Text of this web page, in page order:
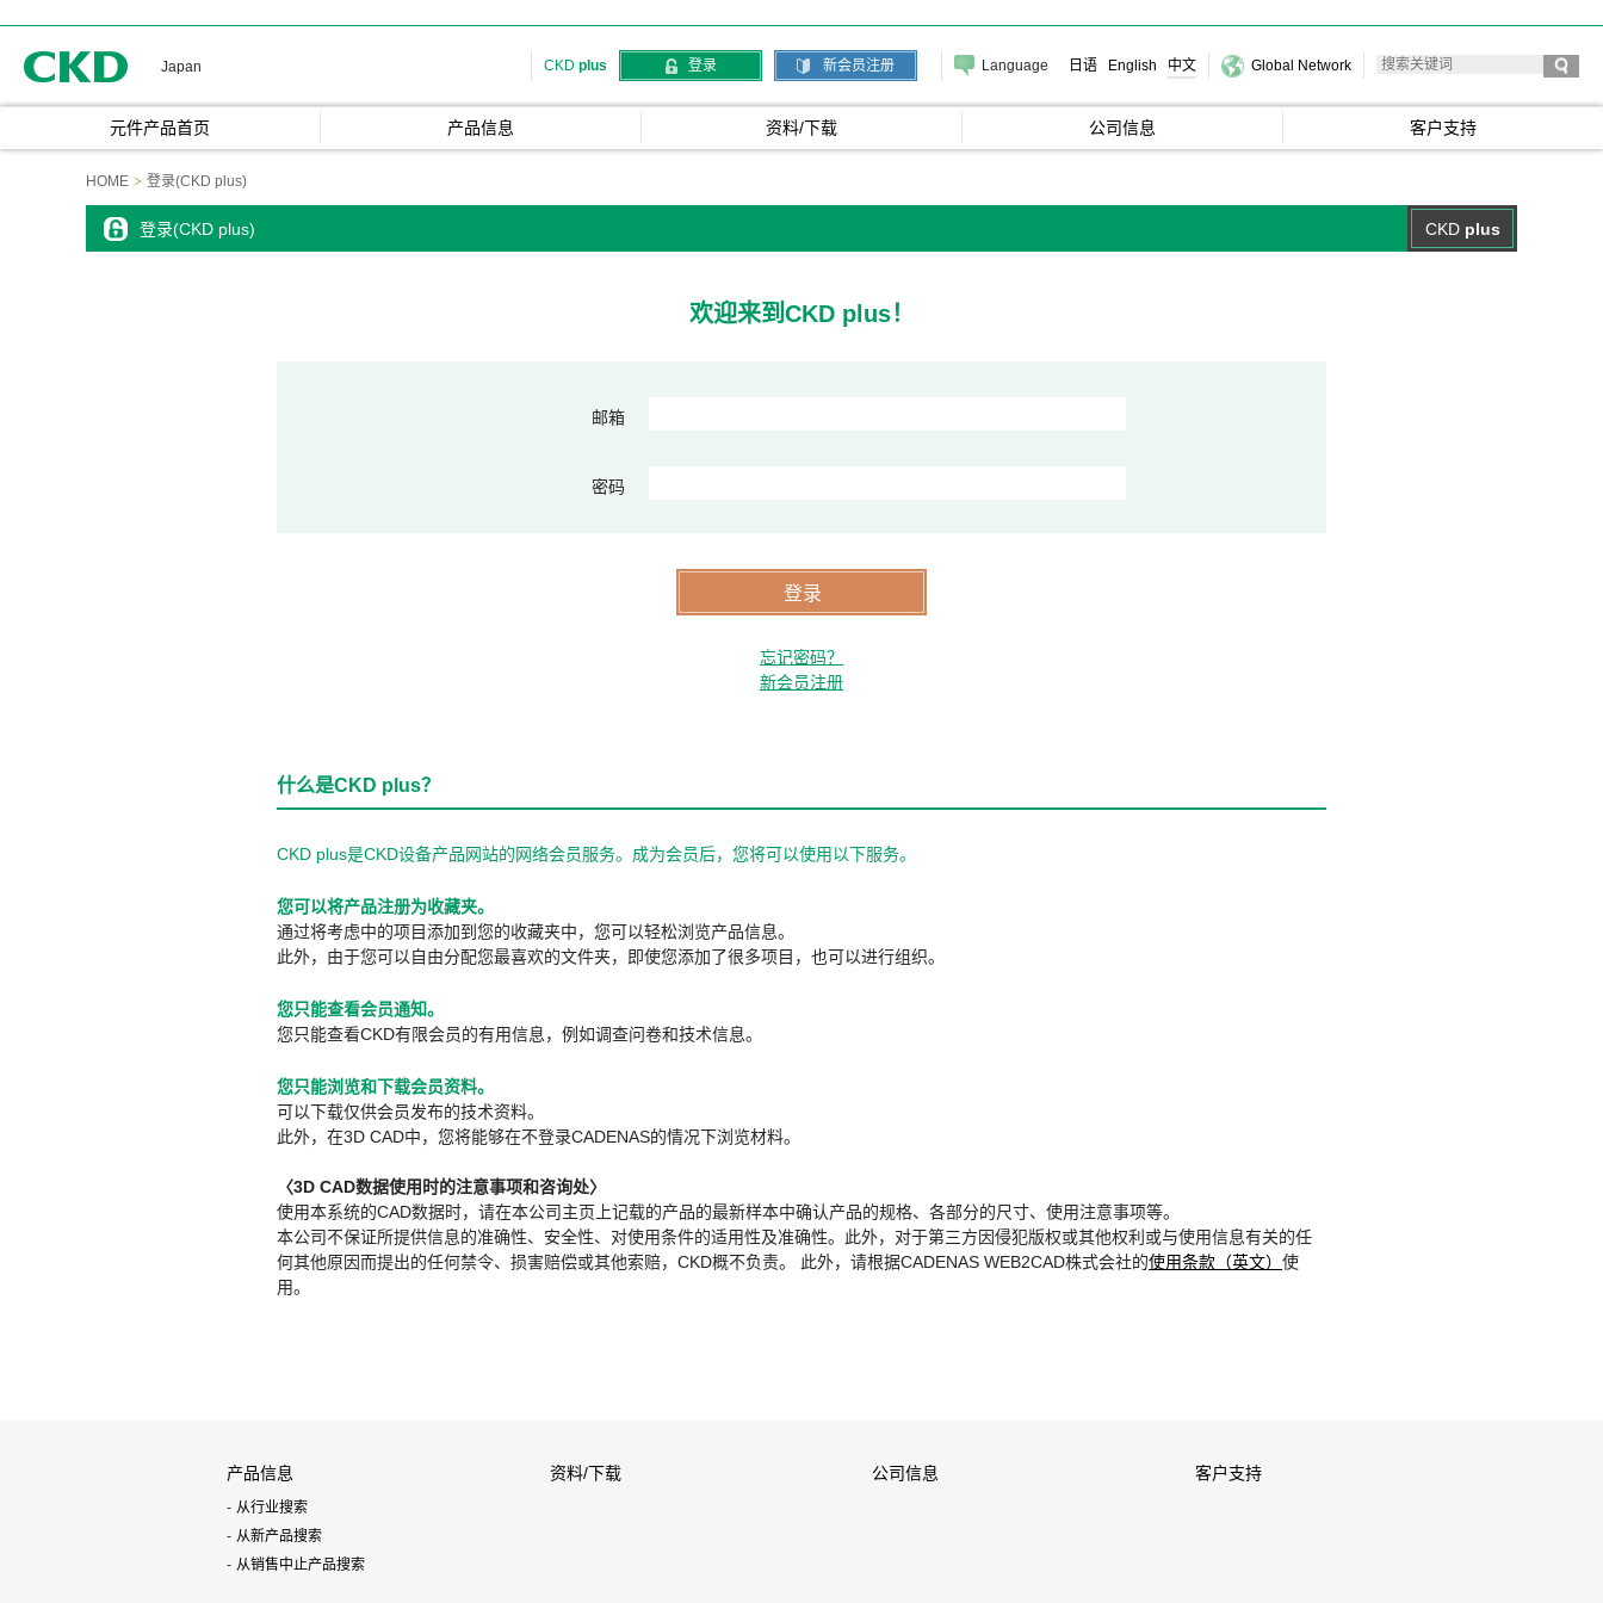
Japan CKD plus 登录 新会员注册 Language 日语 English 中文 Global Network
元件产品首页 产品信息 资料/下载 公司信息 客户支持
HOME 登录(CKD plus)
登录(CKD plus) CKD plus
欢迎来到CKD plus！
邮箱
密码
忘记密码？
新会员注册
什么是CKD plus？
CKD plus是CKD设备产品网站的网络会员服务。成为会员后，您将可以使用以下服务。
您可以将产品注册为收藏夹。
通过将考虑中的项目添加到您的收藏夹中，您可以轻松浏览产品信息。
此外，由于您可以自由分配您最喜欢的文件夹，即使您添加了很多项目，也可以进行组织。
您只能查看会员通知。
您只能查看CKD有限会员的有用信息，例如调查问卷和技术信息。
您只能浏览和下载会员资料。
可以下载仅供会员发布的技术资料。
此外，在3D CAD中，您将能够在不登录CADENAS的情况下浏览材料。
〈3D CAD数据使用时的注意事项和咨询处〉
使用本系统的CAD数据时，请在本公司主页上记载的产品的最新样本中确认产品的规格、各部分的尺寸、使用注意事项等。
本公司不保证所提供信息的准确性、安全性、对使用条件的适用性及准确性。此外，对于第三方因侵犯版权或其他权利或与使用信息有关的任
何其他原因而提出的任何禁令、损害赔偿或其他索赔，CKD概不负责。 此外，请根据CADENAS WEB2CAD株式会社的使用条款（英文） 使
用。
产品信息
从行业搜索
从新产品搜索
从销售中止产品搜索
资料/下载 公司信息 客户支持